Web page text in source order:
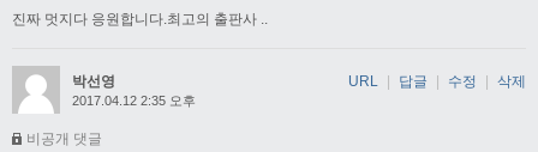
진짜 멋지다 응원합니다.최고의 출판사 ..
박선영
2017.04.12 2:35 오후
비공개 댓글
URL 답글 수정 삭제